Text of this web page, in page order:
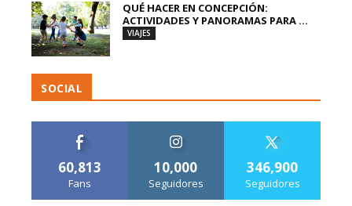
QUÉ HACER EN CONCEPCIÓN:
ACTIVIDADES Y PANORAMAS PARA ...
VIAJES
SOCIAL
60,813
Fans
10,000
Seguidores
346,900
Seguidores